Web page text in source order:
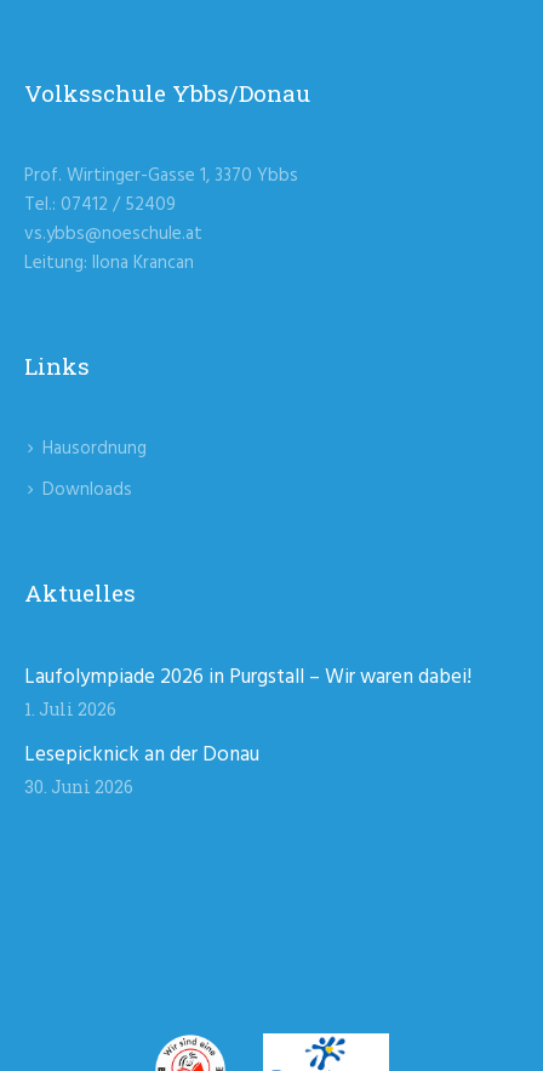
Volksschule Ybbs/Donau
Prof. Wirtinger-Gasse 1, 3370 Ybbs
Tel.: 07412 / 52409
vs.ybbs@noeschule.at
Leitung: Ilona Krancan
Links
Hausordnung
Downloads
Aktuelles
Laufolympiade 2026 in Purgstall – Wir waren dabei!
1. Juli 2026
Lesepicknick an der Donau
30. Juni 2026